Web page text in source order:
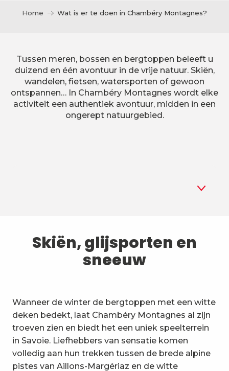
Home Wat is er te doen in Chambéry Montagnes?
Tussen meren, bossen en bergtoppen beleeft u
duizend en één avontuur in de vrije natuur. Skiën,
wandelen, fietsen, watersporten of gewoon
ontspannen… In Chambéry Montagnes wordt elke
activiteit een authentiek avontuur, midden in een
ongerept natuurgebied.
1 Skiën, glijsporten en sneeuw
Wandelpaden en wandelingen
4 Wielrennen
5 Mountainbiken in de Bauges
6
Andere activiteiten in de vrije
natuur
Skiën, glijsporten en
sneeuw
Wanneer de winter de bergtoppen met een witte
deken bedekt, laat Chambéry Montagnes al zijn
troeven zien en biedt het een uniek speelterrein
in Savoie. Liefhebbers van sensatie komen
volledig aan hun trekken tussen de brede alpine
pistes van Aillons-Margériaz en de witte